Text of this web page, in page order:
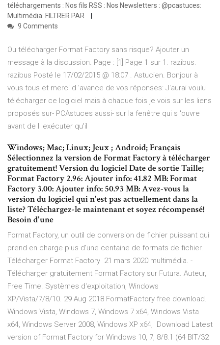
téléchargements : Nos fils RSS : Nos Newsletters : @pcastuces:
Multimédia. FILTRER PAR
9 Comments
Ou télécharger Format Factory sans risque? Ajouter un
message à la discussion. Page : [1] Page 1 sur 1. razibus.
razibus Posté le 17/02/2015 @ 18:07 . Astucien. Bonjour à
vous tous et merci d 'avance de vos réponses: J'aurai voulu
télécharger ce logiciel mais à chaque fois je vois sur les liens
proposés sur- PCAstuces aussi- sur la fenêtre qui s 'ouvre
avant de l 'exécuter qu'il
Windows; Mac; Linux; Jeux ; Android; Français
Sélectionnez la version de Format Factory à télécharger
gratuitement! Version du logiciel Date de sortie Taille;
Format Factory 2.96: Ajouter info: 41.82 MB: Format
Factory 3.00: Ajouter info: 50.93 MB: Avez-vous la
version du logiciel qui n'est pas actuellement dans la
liste? Téléchargez-le maintenant et soyez récompensé!
Besoin d'une
Format Factory, un outil de conversion de fichier puissant qui
prend en charge plus d'une centaine de formats de fichier.
Télécharger Format Factory 21 mars 2020 multimédia. -
Télécharger gratuitement Format Factory sur Futura. Auteur,
Free Time. Systèmes d'exploitation, Windows
XP/Vista/7/8/10. 29 Aug 2018 FormatFactory free download.
Windows Vista, Windows 7, Windows 7 x64, Windows Vista
x64, Windows Server 2008, Windows XP x64, Download Latest
version of Format Factory for Windows 10, 7, 8/8.1 (64 BIT/32